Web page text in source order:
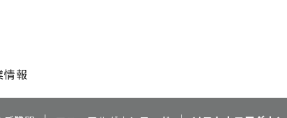
情報